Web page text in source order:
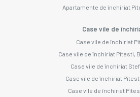
Apartamente de închiriat
Case vile de
Case vile de închiriat
Case vile de închiriat Pitesti,
Case vile de închiriat
Case vile de închiriat
Case vile de închiriat